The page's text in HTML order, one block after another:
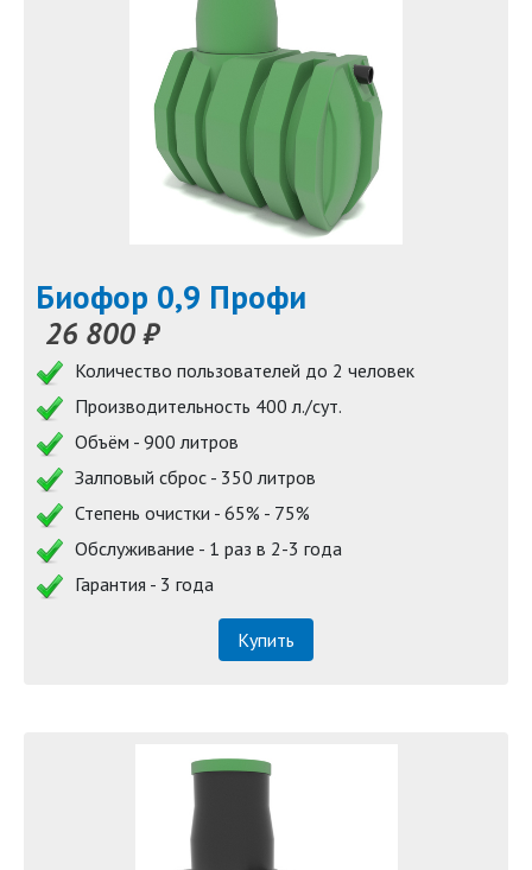
Биофор 0,9 Профи
26 800 ₽
Количество пользователей до 2 человек
Производительность 400 л./сут.
Объём - 900 литров
Залповый сброс - 350 литров
Степень очистки - 65% - 75%
Обслуживание - 1 раз в 2-3 года
Гарантия - 3 года
Купить